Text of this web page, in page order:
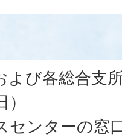
よび各総合支
センターの窓